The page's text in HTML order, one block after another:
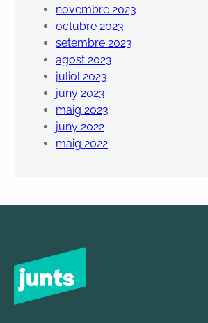
novembre 2023
octubre 2023
setembre 2023
agost 2023
juliol 2023
juny 2023
maig 2023
juny 2022
maig 2022